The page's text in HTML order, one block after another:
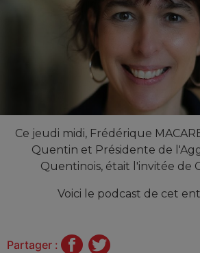
Ce jeudi midi, Frédérique
Quentin et Présidente de
Quentinois, était l'invitée de
Voici le podcast de cet
Partager :